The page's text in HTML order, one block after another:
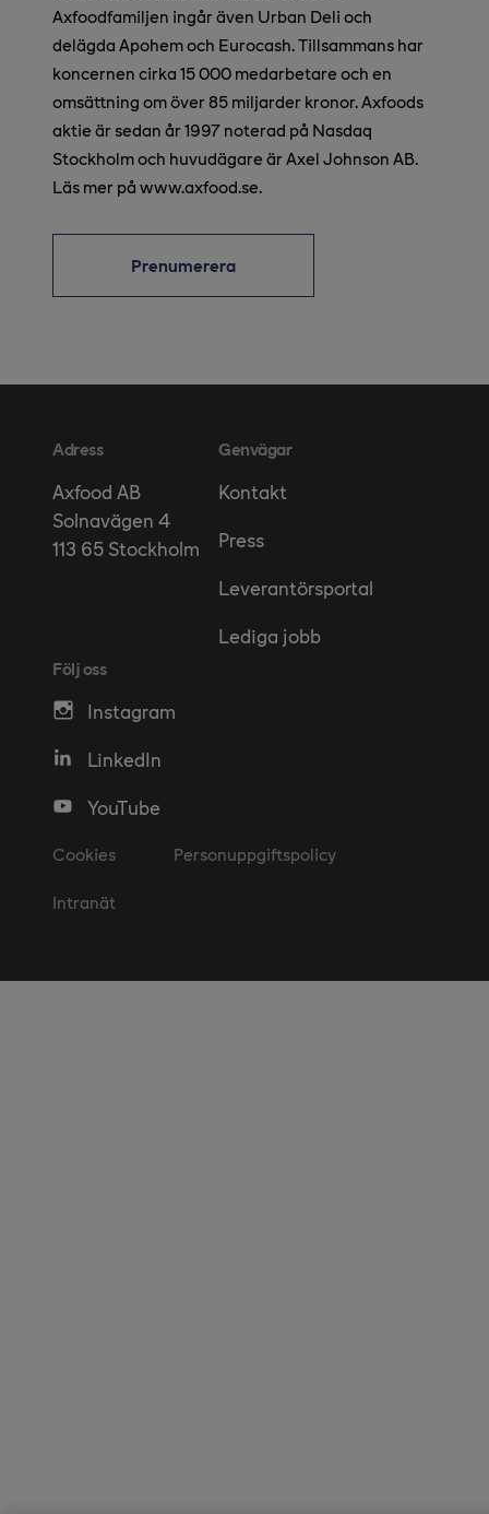
Axfoodfamiljen ingår även Urban Deli och
delägda Apohem och Eurocash. Tillsammans har
koncernen cirka 15 000 medarbetare och en
omsättning om över 85 miljarder kronor. Axfoods
aktie är sedan år 1997 noterad på Nasdaq
Stockholm och huvudägare är Axel Johnson AB.
Läs mer på www.axfood.se.
Prenumerera
Adress
Axfood AB
Solnavägen 4
113 65 Stockholm
Genvägar
Kontakt
Press
Leverantörsportal
Lediga jobb
Följ oss
Instagram
LinkedIn
YouTube
Cookies Personuppgiftspolicy
Intranät